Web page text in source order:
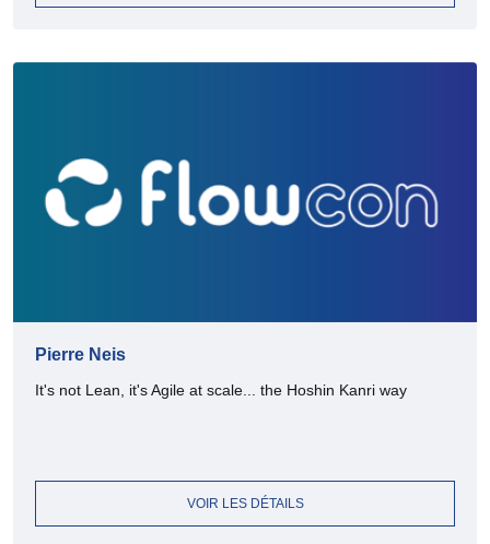
Pierre Neis
It's not Lean, it's Agile at scale... the Hoshin Kanri way
VOIR LES DÉTAILS